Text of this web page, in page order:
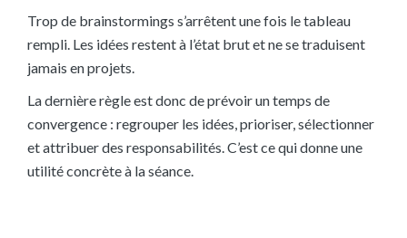
Trop de brainstormings s’arrêtent une fois le tableau
rempli. Les idées restent à l’état brut et ne se traduisent
jamais en projets.
La dernière règle est donc de prévoir un temps de
convergence : regrouper les idées, prioriser, sélectionner
et attribuer des responsabilités. C’est ce qui donne une
utilité concrète à la séance.